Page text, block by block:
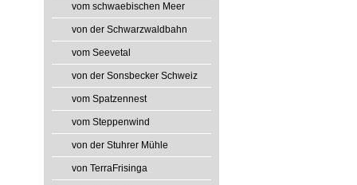
vom schwaebischen Meer
von der Schwarzwaldbahn
vom Seevetal
von der Sonsbecker Schweiz
vom Spatzennest
vom Steppenwind
von der Stuhrer Mühle
von TerraFrisinga